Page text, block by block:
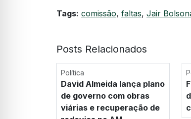
Tags: comissão, faltas, Jair
Posts Relacionados
Política
David Almeida lança plano
de governo com obras
viárias e recuperação de